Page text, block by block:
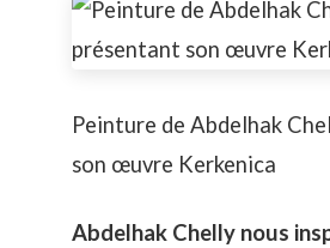
Peinture de Abdelhak
son œuvre Kerkenica
Abdelhak Chelly nous